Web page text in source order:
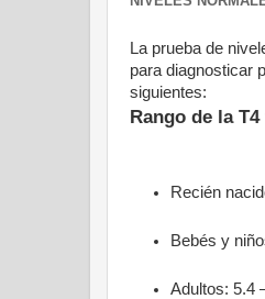
La prueba de
para diagnosticar
siguientes:
Rango de la
Recién
Bebés y
Adultos: 5.4